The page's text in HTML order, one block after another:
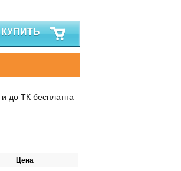
КУПИТЬ
и до ТК бесплатна
Цена